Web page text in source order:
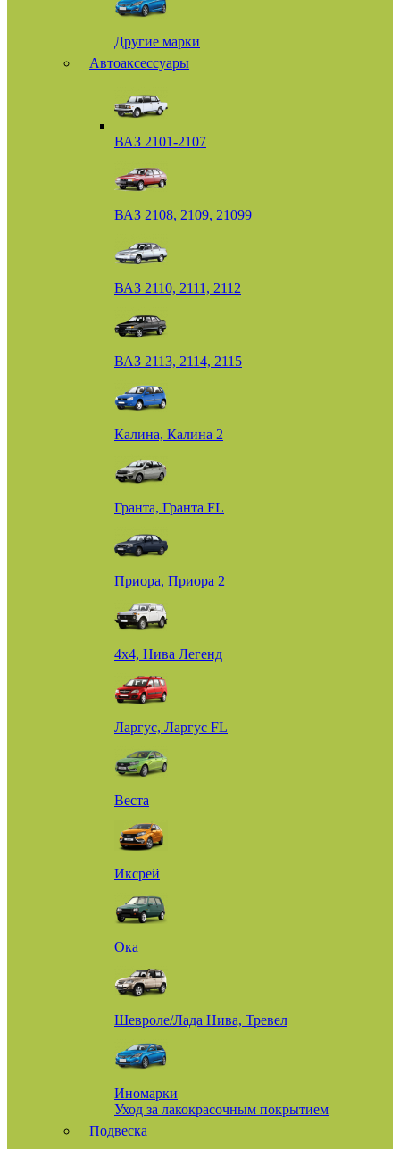
Другие марки
Автоаксессуары
ВАЗ 2101-2107
ВАЗ 2108, 2109, 21099
ВАЗ 2110, 2111, 2112
ВАЗ 2113, 2114, 2115
Калина, Калина 2
Гранта, Гранта FL
Приора, Приора 2
4х4, Нива Легенд
Ларгус, Ларгус FL
Веста
Иксрей
Ока
Шевроле/Лада Нива, Тревел
Иномарки
Уход за лакокрасочным покрытием
Подвеска